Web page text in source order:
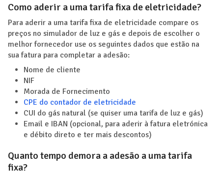
Como aderir a uma tarifa fixa de eletricidade?
Para aderir a uma tarifa fixa de eletricidade compare os
preços no simulador de luz e gás e depois de escolher o
melhor fornecedor use os seguintes dados que estão na
sua fatura para completar a adesão:
Nome de cliente
NIF
Morada de Fornecimento
CPE do contador de eletricidade
CUI do gás natural (se quiser uma tarifa de luz e gás)
Email e IBAN (opcional, para aderir à fatura eletrónica
e débito direto e ter mais descontos)
Quanto tempo demora a adesão a uma tarifa
fixa?